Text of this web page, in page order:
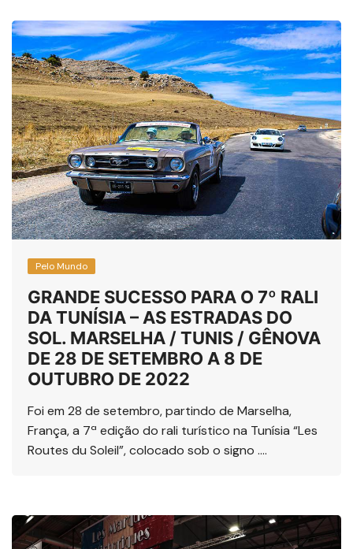
Pelo Mundo
GRANDE SUCESSO PARA O 7º RALI
DA TUNÍSIA – AS ESTRADAS DO
SOL. MARSELHA / TUNIS / GÊNOVA
DE 28 DE SETEMBRO A 8 DE
OUTUBRO DE 2022
Foi em 28 de setembro, partindo de Marselha,
França, a 7ª edição do rali turístico na Tunísia “Les
Routes du Soleil”, colocado sob o signo ….